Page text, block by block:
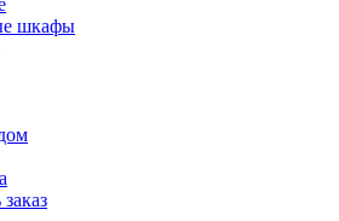
шкафы